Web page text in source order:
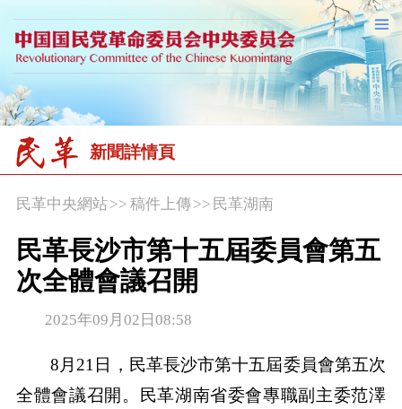
新聞詳情頁
民革中央網站>> 稿件上傳>> 民革湖南
民革長沙市第十五屆委員會第五
次全體會議召開
2025年09月02日08:58
8月21日，民革長沙市第十五屆委員會第五次
全體會議召開。民革湖南省委會專職副主委范澤